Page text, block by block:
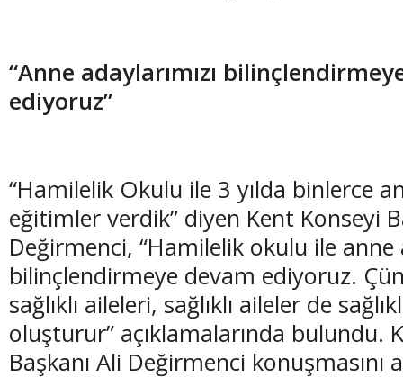
“Anne adaylarımızı
ediyoruz”
“Hamilelik Okulu ile 3 yılda binlerce
eğitimler verdik” diyen Kent Konseyi
Değirmenci, “Hamilelik okulu ile anne
bilinçlendirmeye devam ediyoruz.
sağlıklı aileleri, sağlıklı aileler de
oluşturur” açıklamalarında bulundu.
Başkanı Ali Değirmenci konuşmasını